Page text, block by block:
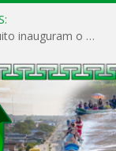
Prefeito Vivaldo Mendes e vice-prefeito Quito inauguram o CAPS e fortalecem a saúde pública em Anajás.